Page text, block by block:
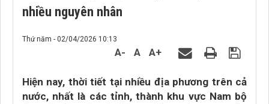
nhiều nguyên nhân
Thứ năm - 02/04/2026 10:13
A- A A+
Hiện nay, thời tiết tại nhiều địa phương trên cả
nước, nhất là các tỉnh, thành khu vực Nam bộ